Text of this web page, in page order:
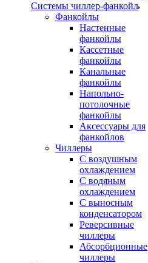
Системы чиллер-фанкойл
Фанкойлы
Настенные
фанкойлы
Кассетные
фанкойлы
Канальные
фанкойлы
Напольно-
потолочные
фанкойлы
Аксессуары для
фанкойлов
Чиллеры
С воздушным
охлаждением
С водяным
охлаждением
С выносным
конденсатором
Реверсивные
чиллеры
Абсорбционные
чиллеры